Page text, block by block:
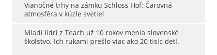
Vianočné trhy na zámku Schloss Hof: Čarovná
atmosféra v kúzle svetiel
Mladí lídri z Teach už 10 rokov menia slovenské
školstvo. Ich rukami prešlo viac ako 20 tisíc detí.